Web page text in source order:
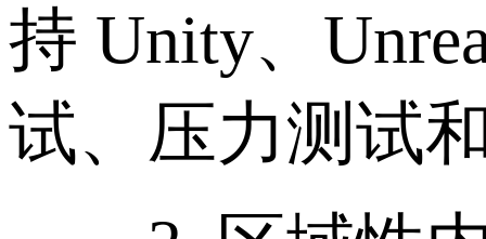
持 Unity、
试、压力测试